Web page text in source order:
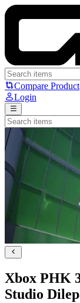
Xbox PHK 3.200
Compare Product
Login
Xbox PHK
Studio